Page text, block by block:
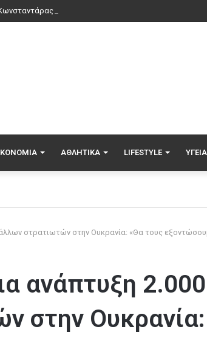
ΑΘΛΗΤΙΚΆ LIFESTYLE ΥΓΕΊΑ
στρατιωτών στην Ουκρανία: «Θα τους
ανάπτυξη 2.000
στην Ουκρανία: